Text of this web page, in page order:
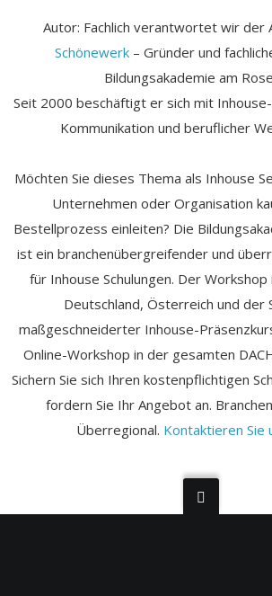
Autor: Fachlich verantwortet wir der
Schönewerk – Gründer und
Bildungsakademie am
Seit 2000 beschäftigt er sich mit
Kommunikation und beruflicher
Möchten Sie dieses Thema als Inhouse
Unternehmen oder Organisation
Bestellprozess einleiten? Die
ist ein branchenübergreifender und
für Inhouse Schulungen. Der
Deutschland, Österreich und der
maßgeschneiderter Inhouse-
Online-Workshop in der gesamten
Sichern Sie sich Ihren kostenpflichtigen
fordern Sie Ihr Angebot an.
Überregional. Kontaktieren Sie